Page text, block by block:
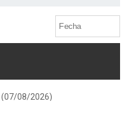
(07/08/2026)